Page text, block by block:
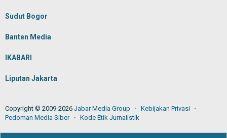
Sudut Bogor
Banten Media
IKABARI
Liputan Jakarta
Copyright © 2009-2026 Jabar Media Group
Kebijakan Privasi
Pedoman Media Siber
Kode Etik Jurnalistik